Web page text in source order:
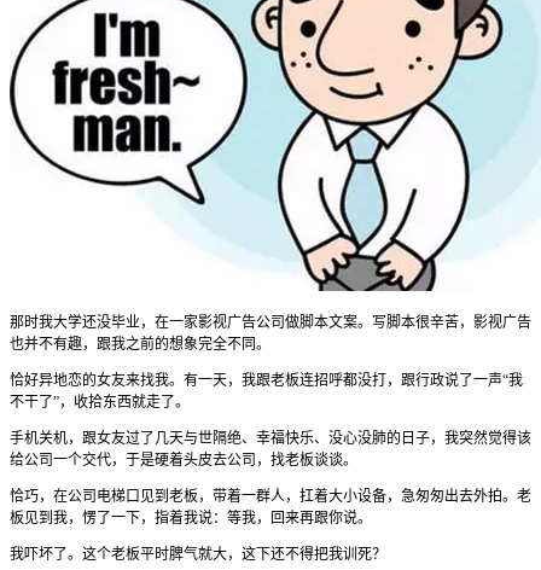
那时我大学还没毕业，在一家影视广告公司做脚本文案。写脚本很辛苦，影视广告
也并不有趣，跟我之前的想象完全不同。
恰好异地恋的女友来找我。有一天，我跟老板连招呼都没打，跟行政说了一声“我
不干了”，收拾东西就走了。
手机关机，跟女友过了几天与世隔绝、幸福快乐、没心没肺的日子，我突然觉得该
给公司一个交代，于是硬着头皮去公司，找老板谈谈。
恰巧，在公司电梯口见到老板，带着一群人，扛着大小设备，急匆匆出去外拍。老
板见到我，愣了一下，指着我说：等我，回来再跟你说。
我吓坏了。这个老板平时脾气就大，这下还不得把我训死？